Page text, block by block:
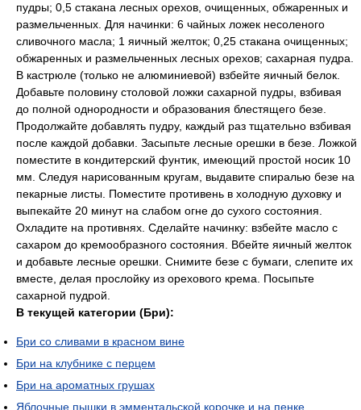
пудры; 0,5 стакана лесных орехов, очищенных, обжаренных и
размельченных. Для начинки: 6 чайных ложек несоленого
сливочного масла; 1 яичный желток; 0,25 стакана очищенных;
обжаренных и размельченных лесных орехов; сахарная пудра.
В кастрюле (только не алюминиевой) взбейте яичный белок.
Добавьте половину столовой ложки сахарной пудры, взбивая
до полной однородности и образования блестящего безе.
Продолжайте добавлять пудру, каждый раз тщательно взбивая
после каждой добавки. Засыпьте лесные орешки в безе. Ложкой
поместите в кондитерский фунтик, имеющий простой носик 10
мм. Следуя нарисованным кругам, выдавите спиралью безе на
пекарные листы. Поместите противень в холодную духовку и
выпекайте 20 минут на слабом огне до сухого состояния.
Охладите на противнях. Сделайте начинку: взбейте масло с
сахаром до кремообразного состояния. Вбейте яичный желток
и добавьте лесные орешки. Снимите безе с бумаги, слепите их
вместе, делая прослойку из орехового крема. Посыпьте
сахарной пудрой.
В текущей категории (Бри):
Бри со сливами в красном вине
Бри на клубнике с перцем
Бри на ароматных грушах
Яблочные пышки в эмментальской корочке и на пенке